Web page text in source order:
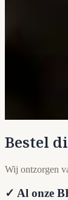
Bestel
Wij ontzorgen
✓ Al onze